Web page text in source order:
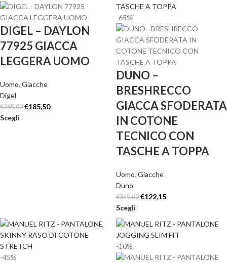
DIGEL – DAYLON
77925 GIACCA
LEGGERA UOMO
Uomo, Giacche
Digel
€265,00 €185,50
Scegli
-65%
DUNO –
BRESHRECCO
GIACCA SFODERATA
IN COTONE
TECNICO CON
TASCHE A TOPPA
Uomo, Giacche
Duno
€349,00 €122,15
Scegli
-45%
-10%